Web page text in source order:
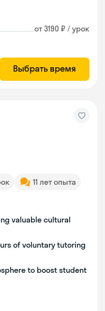
от 3190 ₽ / урок
Выбрать время
11 лет опыта
valuable cultural
of voluntary tutoring
to boost student